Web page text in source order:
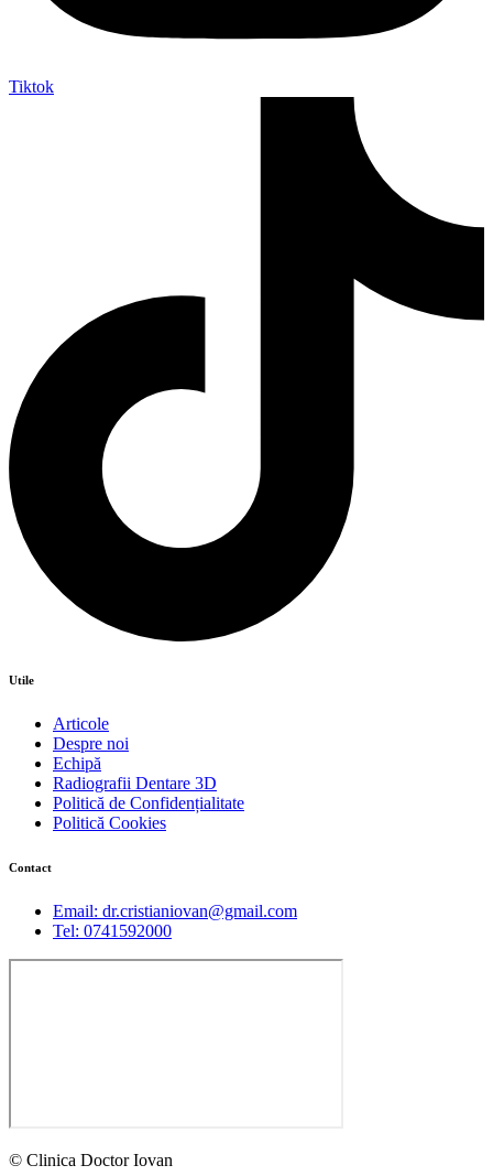
Tiktok
Utile
Articole
Despre noi
Echipă
Radiografii Dentare 3D
Politică de Confidențialitate
Politică Cookies
Contact
Email: dr.cristianiovan@gmail.com
Tel: 0741592000
© Clinica Doctor Iovan